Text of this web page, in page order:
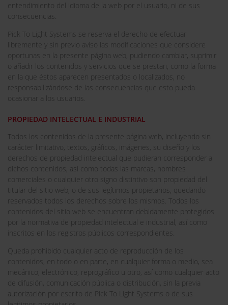
entendimiento del idioma de la web por el usuario, ni de sus
consecuencias.
Pick To Light Systems se reserva el derecho de efectuar
libremente y sin previo aviso las modificaciones que considere
oportunas en la presente página web, pudiendo cambiar, suprimir
o añadir los contenidos y servicios que se prestan, como la forma
en la que éstos aparecen presentados o localizados, no
responsabilizándose de las consecuencias que esto pueda
ocasionar a los usuarios.
PROPIEDAD INTELECTUAL E INDUSTRIAL
Todos los contenidos de la presente página web, incluyendo sin
carácter limitativo, textos, gráficos, imágenes, su diseño y los
derechos de propiedad intelectual que pudieran corresponder a
dichos contenidos, así como todas las marcas, nombres
comerciales o cualquier otro signo distintivo son propiedad del
titular del sitio web, o de sus legítimos propietarios, quedando
reservados todos los derechos sobre los mismos. Todos los
contenidos del sitio web se encuentran debidamente protegidos
por la normativa de propiedad intelectual e industrial, así como
inscritos en los registros públicos correspondientes.
Queda prohibido cualquier acto de reproducción de los
contenidos, en todo o en parte, en cualquier forma o medio, sea
mecánico, electrónico, reprográfico u otro, así como cualquier acto
de difusión, comunicación pública o distribución, sin la previa
autorización por escrito de Pick To Light Systems o de sus